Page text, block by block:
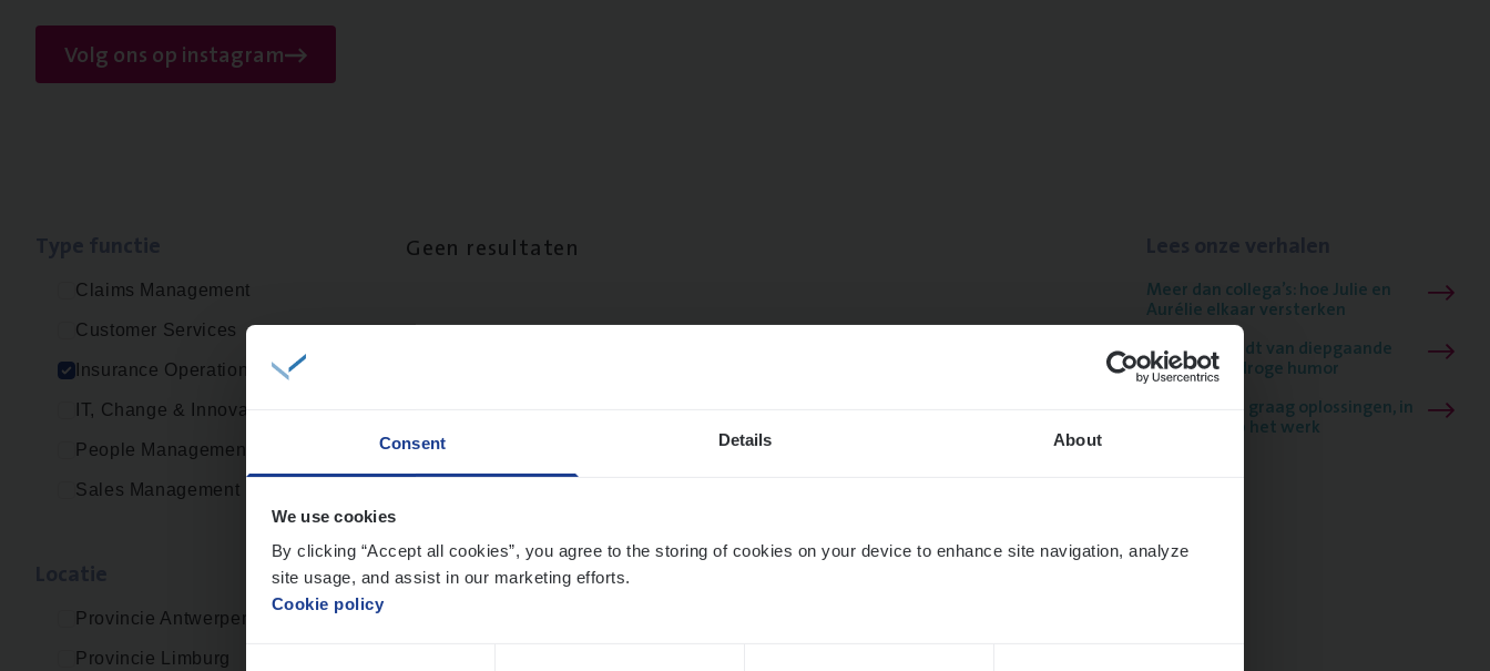
Consent Details About
We use cookies
By clicking “Accept all cookies”, you agree to the storing of cookies on your device to enhance site navigation, analyze
site usage, and assist in our marketing efforts.
Cookie policy
Volg ons op instagram
Claims Management
Customer Services
Insurance Operations
IT, Change & Innovation
People Management
Sales Management
Provincie Antwerpen
Provincie Limburg
Geen resultaten
Meer dan collega’s: hoe Julie en
Aurélie elkaar versterken
Mathias houdt van diepgaande
dossiers én droge humor
Thalia zoekt graag oplossingen, in
games én op het werk